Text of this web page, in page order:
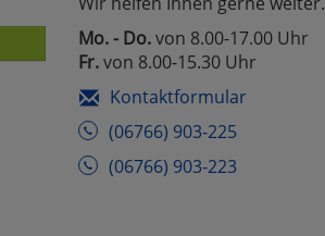
Mo. - Do.von 8.00-17.00 Uhr
Fr.von 8.00-15.30 Uhr
Kontaktformular
(06766) 903-225
(06766) 903-223